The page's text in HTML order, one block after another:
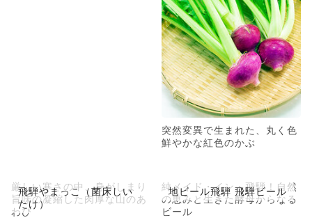
突然変異で生まれた、丸く色
鮮やかな紅色のかぶ
飛騨やまっこ（菌床しい
たけ）
厳しい寒さの中、身がしまり
旨味の凝縮した肉厚な山のあ
わび
地ビール飛騨 飛騨ビール
純メイド・イン・飛騨！自然
の恵みと生きた酵母からなる
ビール